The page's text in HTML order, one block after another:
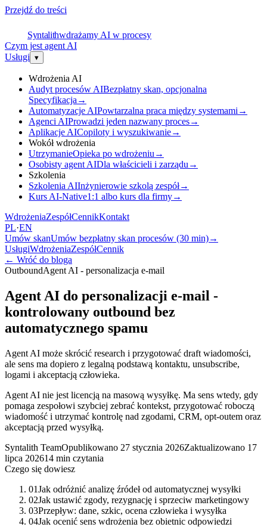
Przejdź do treści
Syntalithwdrażamy AI w procesy
Czym jest agent AI
Usługi ▾
Wdrożenia AI
Audyt procesów AIBezpłatny skan, opcjonalna
Specyfikacja →
Automatyzacje AIPowtarzalna praca między systemami →
Agenci AIProwadzi jeden nazwany proces→
Aplikacje AICopiloty i wyszukiwanie→
Wokół wdrożenia
UtrzymanieOpieka po wdrożeniu →
Osobisty agent AIDla właścicieli i zarządu →
Szkolenia
Szkolenia AIInżynierowie szkolą zespół→
Kurs AI-Native1:1 albo kurs dla firmy→
WdrożeniaZespółCennikKontakt
PL·EN
Umów skanUmów bezpłatny skan procesów (30 min)→
UsługiWdrożeniaZespółCennik
← Wróć do bloga
OutboundAgent AI - personalizacja e-mail
Agent AI do personalizacji e-mail -
kontrolowany outbound bez
automatycznego spamu
Agent AI może skrócić research i przygotować draft wiadomości,
ale sens ma dopiero z legalną podstawą kontaktu, unsubscribe,
logami i akceptacją człowieka.
Agent AI nie jest licencją na masową wysyłkę. Ma sens wtedy, gdy
pomaga zespołowi szybciej zebrać kontekst, przygotować roboczą
wiadomość i utrzymać kontrolę nad zgodami, CRM, opt-outem oraz
akceptacją przed wysyłką.
Syntalith TeamOpublikowano 27 stycznia 2026Zaktualizowano 17
lipca 202614 min czytania
Czego się dowiesz
01Jak odróżnić analizę źródeł od automatycznej wysyłki
02Jak ustawić zgody, rezygnację i sprzeciw marketingowy
03Przepływ: dane, szkic, ocena człowieka i wysyłka
04Jak ocenić sens wdrożenia bez obietnic odpowiedzi